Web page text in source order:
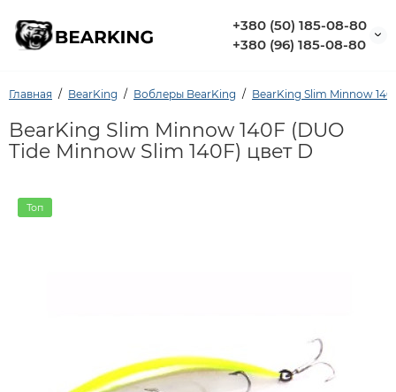
+380 (50) 185-08-80
+380 (96) 185-08-80
Главная BearKing Воблеры BearKing BearKing Slim Minnow
BearKing Slim Minnow 140F (DUO
Tide Minnow Slim 140F) цвет D
Топ